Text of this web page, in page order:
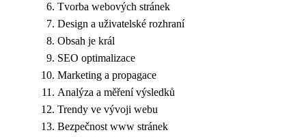
Tvorba webových stránek
Design a uživatelské rozhraní
Obsah je král
SEO optimalizace
Marketing a propagace
Analýza a měření výsledků
Trendy ve vývoji webu
Bezpečnost www stránek